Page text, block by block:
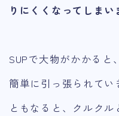
りにくくなってしまい
SUPで大物がかかると
簡単に引っ張られてい
ともなると、クルク